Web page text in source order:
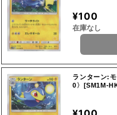
¥100
在庫なし
ランターン:
0〉[SM1M-